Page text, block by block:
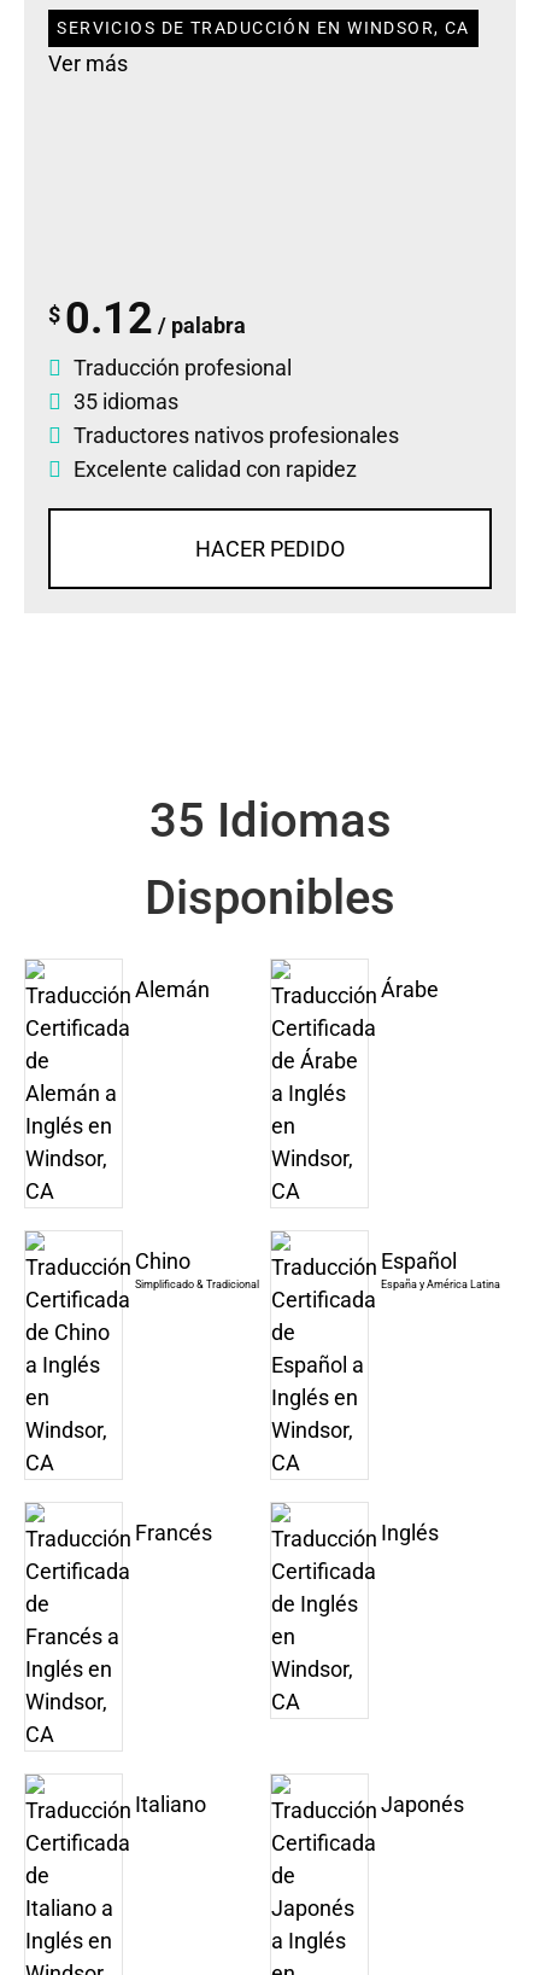
SERVICIOS DE TRADUCCIÓN EN WINDSOR, CA
Ver más
$ 0.12 / palabra
Traducción profesional
35 idiomas
Traductores nativos profesionales
Excelente calidad con rapidez
HACER PEDIDO
35 Idiomas
Disponibles
Alemán Árabe
Chino
Simplificado & Tradicional
Español
España y América Latina
Francés Inglés
Italiano Japonés